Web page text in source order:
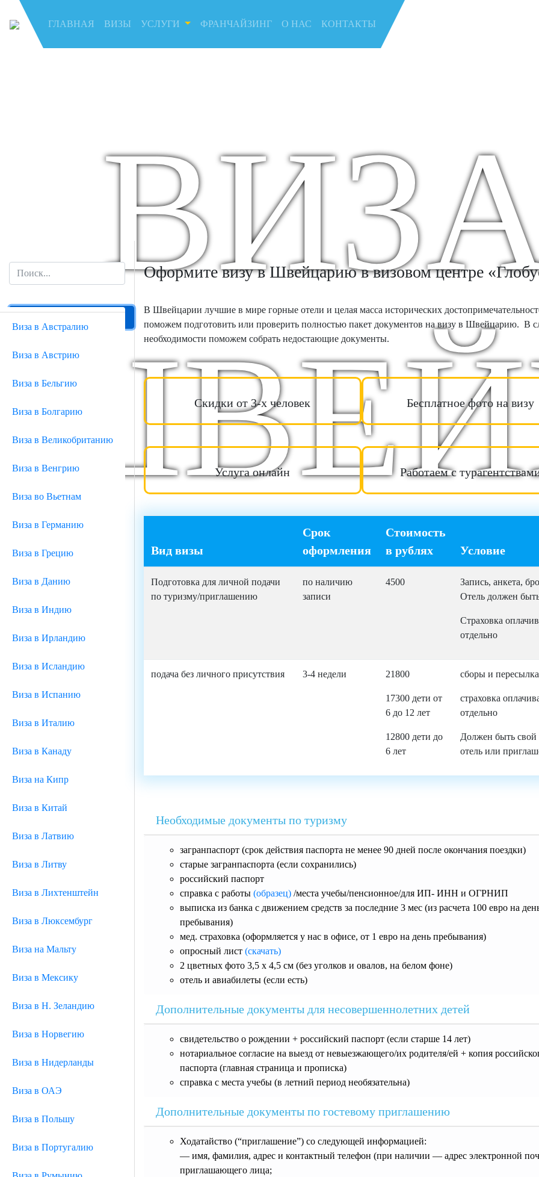
ГЛАВНАЯ (current)
ВИЗЫ УСЛУГИ ФРАНЧАЙЗИНГ О НАС КОНТАКТЫ
Виза в Австралию
Виза в Австрию
Виза в Бельгию
Виза в Болгарию
Виза в Великобританию
Виза в Венгрию
Виза во Вьетнам
Виза в Германию
Виза в Грецию
Виза в Данию
Виза в Индию
Виза в Ирландию
Виза в Исландию
Виза в Испанию
Виза в Италию
Виза в Канаду
Виза на Кипр
Виза в Китай
Виза в Латвию
Виза в Литву
Виза в Лихтенштейн
Виза в Люксембург
Виза на Мальту
Виза в Мексику
Виза в Н. Зеландию
Виза в Норвегию
Виза в Нидерланды
Виза в ОАЭ
Виза в Польшу
Виза в Португалию
Оформите визу в Швейцарию в визовом центре
В Швейцарии лучшие в мире горные отели и целая масса исторических
поможем подготовить или проверить полностью пакет документов на визу в Швейцарию. В
необходимости поможем собрать недостающие документы.
Скидки от 3-х человек Бесплатное фото на визу
Услуга онлайн Работаем с
Вид визы
Срок
оформления
Стоимость
в рублях
Условие
Подготовка для личной подачи
по туризму/приглашению
по наличию
записи
4500
Запись, анкета,
Отель должен
Страховка
отдельно
подача без личного присутствия 3-4 недели 21800
17300 дети от
6 до 12 лет
12800 дети до
6 лет
сборы и
страховка
отдельно
Должен быть
отель или
Необходимые документы по туризму
загранпаспорт (срок действия паспорта не менее 90 дней после окончания поездки)
старые загранпаспорта (если сохранились)
российский паспорт
справка с работы (образец) /места учебы/пенсионное/для ИП- ИНН и ОГРНИП
выписка из банка с движением средств за последние 3 мес (из расчета 100 евро на
пребывания)
мед. страховка (оформляется у нас в офисе, от 1 евро на день пребывания)
опросный лист (скачать)
2 цветных фото 3,5 х 4,5 см (без уголков и овалов, на белом фоне)
отель и авиабилеты (если есть)
Дополнительные документы для несовершеннолетних детей
свидетельство о рождении + российский паспорт (если старше 14 лет)
нотариальное согласие на выезд от невыезжающего/их родителя/ей + копия
паспорта (главная страница и прописка)
справка с места учебы (в летний период необязательна)
Дополнительные документы по гостевому приглашению
Ходатайство (“приглашение”) со следующей информацией:
— имя, фамилия, адрес и контактный телефон (при наличии — адрес электронной
приглашающего лица;